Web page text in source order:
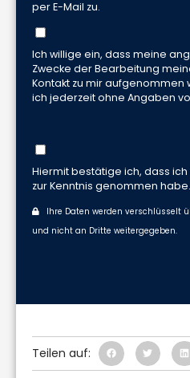
per E-Mail zu.
Ich willige ein, dass meine
Zwecke der Bearbeitung
Kontakt zu mir aufgenommen
ich jederzeit ohne Angaben
Hiermit bestätige ich, dass ich
zur Kenntnis genommen
Ihre Daten werden verschlüsselt
und nicht an Dritte weitergegeben.
Teilen auf: